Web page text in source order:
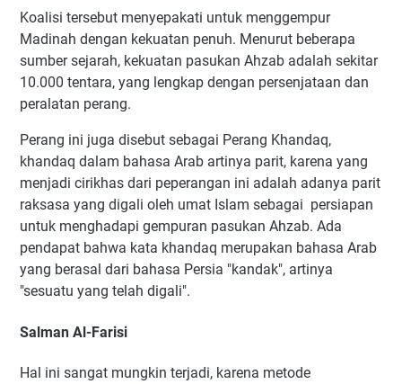
Koalisi tersebut menyepakati untuk menggempur
Madinah dengan kekuatan penuh. Menurut beberapa
sumber sejarah, kekuatan pasukan Ahzab adalah sekitar
10.000 tentara, yang lengkap dengan persenjataan dan
peralatan perang.
Perang ini juga disebut sebagai Perang Khandaq,
khandaq dalam bahasa Arab artinya parit, karena yang
menjadi cirikhas dari peperangan ini adalah adanya parit
raksasa yang digali oleh umat Islam sebagai persiapan
untuk menghadapi gempuran pasukan Ahzab. Ada
pendapat bahwa kata khandaq merupakan bahasa Arab
yang berasal dari bahasa Persia "kandak", artinya
"sesuatu yang telah digali".
Salman Al-Farisi
Hal ini sangat mungkin terjadi, karena metode